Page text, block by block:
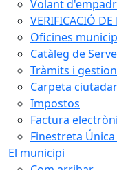
Volant
VERIFICACIÓ
Oficines
Catàleg de
Tràmits i
Carpeta
Impostos
Factura
Finestreta
El municipi